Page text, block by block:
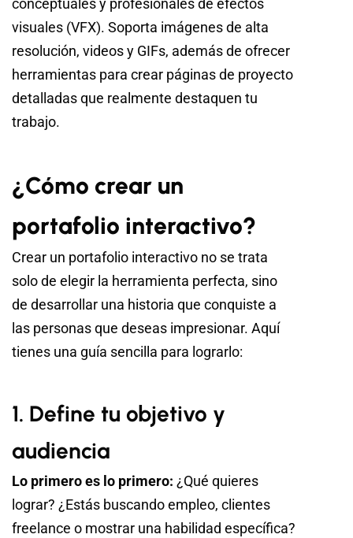
conceptuales y profesionales de efectos
visuales (VFX). Soporta imágenes de alta
resolución, videos y GIFs, además de ofrecer
herramientas para crear páginas de proyecto
detalladas que realmente destaquen tu
trabajo.
¿Cómo crear un
portafolio interactivo?
Crear un portafolio interactivo no se trata
solo de elegir la herramienta perfecta, sino
de desarrollar una historia que conquiste a
las personas que deseas impresionar. Aquí
tienes una guía sencilla para lograrlo:
1. Define tu objetivo y
audiencia
Lo primero es lo primero: ¿Qué quieres
lograr? ¿Estás buscando empleo, clientes
freelance o mostrar una habilidad específica?